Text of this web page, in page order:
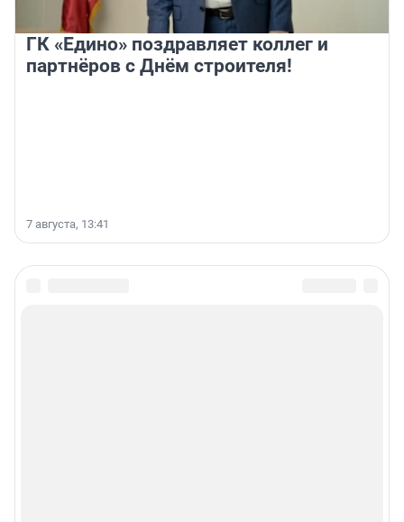
ГК «Едино» поздравляет коллег и
партнёров с Днём строителя!
7 августа, 13:41